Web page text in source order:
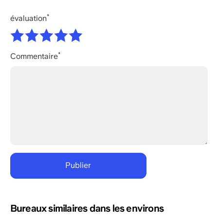
évaluation
Commentaire
Bureaux similaires dans les environs